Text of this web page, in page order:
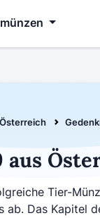
Österreich
aus
Tier-
ab. Das Kapitel